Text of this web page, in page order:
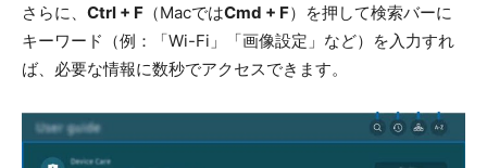
さらに、 Ctrl + F （MacではCmd + F）を押して検索バーに
キーワード（例：「Wi-Fi」「画像設定」など）を入力すれ
ば、必要な情報に数秒でアクセスできます。